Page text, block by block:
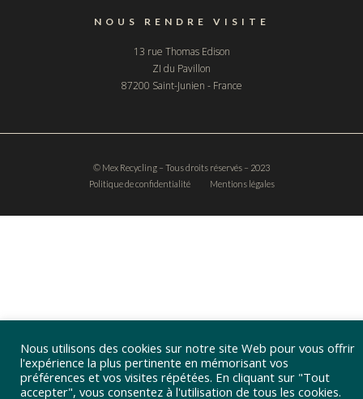
NOUS RENDRE VISITE
13 rue Thomas Edison
ZI du Pavillon
87200 Saint-Junien - France
© Mex Recycling – Tous droits réservés – 2023
Politique de confidentialité
Mentions légales
Nous utilisons des cookies sur notre site Web pour vous offrir
l'expérience la plus pertinente en mémorisant vos
préférences et vos visites répétées. En cliquant sur "Tout
accepter", vous consentez à l'utilisation de tous les cookies.